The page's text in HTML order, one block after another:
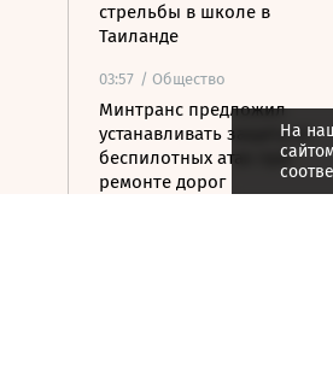
стрельбы в школе в
Таиланде
03:57 / Общество
Минтранс предложил
устанавливать защиту от
беспилотных атак при
ремонте дорог
На